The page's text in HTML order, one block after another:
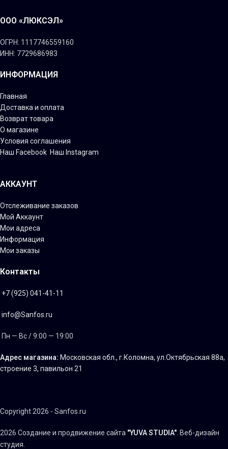
ООО «ЛЮКСЭЛ»
ОГРН: 1117746559160
ИНН: 7729686983
ИНФОРМАЦИЯ
Главная
Доставка и оплата
Возврат товара
О магазине
Условия соглашения
Наш Facebook Наш Instagram
АККАУНТ
Отслеживание заказов
Мой Аккаунт
Мои адреса
Информация
Мои заказы
Контакты
+7 (925) 041-41-11
info@Sanfos.ru
Пн — Вс / 9:00 — 19:00
Адрес магазина: Московская обл., г.Коломна, ул.Октябрьская 88а,
строение 3, павильон 21
Copyright 2026 - Sanfos.ru
2026 Создание и продвижение сайта "YUVA STUDIA" . Веб-дизайн
студия.